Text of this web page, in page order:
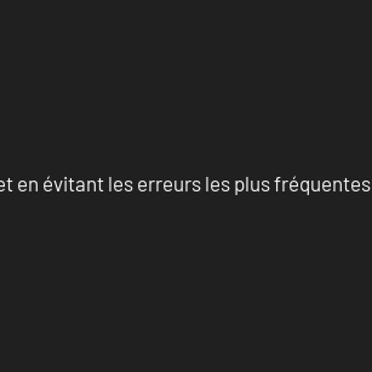
en évitant les erreurs les plus fréquentes